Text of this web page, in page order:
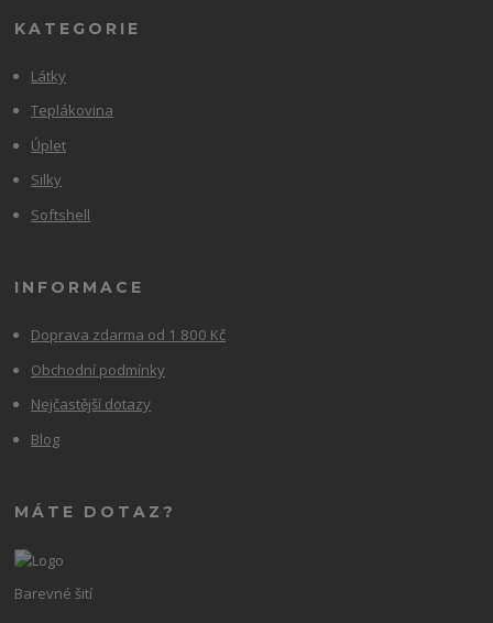
KATEGORIE
Látky
Teplákovina
Úplet
Silky
Softshell
INFORMACE
Doprava zdarma od 1 800 Kč
Obchodní podmínky
Nejčastější dotazy
Blog
MÁTE DOTAZ?
Barevné šití